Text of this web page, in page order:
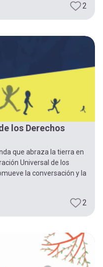
2
los Derechos
que abraza la tierra en
Universal de los
la conversación y la
2